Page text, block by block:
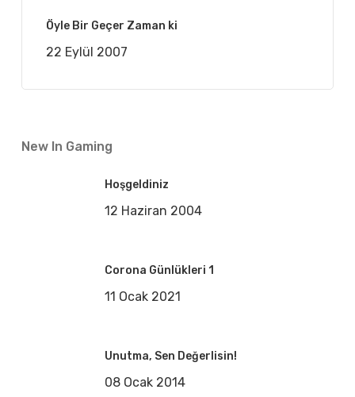
Öyle Bir Geçer Zaman ki
22 Eylül 2007
New In Gaming
Hoşgeldiniz
12 Haziran 2004
Corona Günlükleri 1
11 Ocak 2021
Unutma, Sen Değerlisin!
08 Ocak 2014